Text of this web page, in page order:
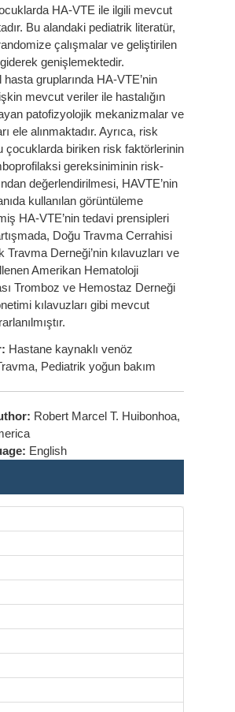
HA-VTE ile ilgili mevcut
Bu alandaki pediatrik literatür,
çalışmalar ve geliştirilen
genişlemektedir.
gruplarında HA-VTE’nin
mevcut veriler ile hastalığın
patofizyolojik mekanizmalar ve
ele alınmaktadır. Ayrıca, risk
çocuklarda biriken risk faktörlerinin
gereksiniminin risk-
değerlendirilmesi, HAVTE’nin
kullanılan görüntüleme
HA-VTE’nin tedavi prensipleri
Doğu Travma Cerrahisi
Travma Derneği’nin kılavuzları ve
Amerikan Hematoloji
Tromboz ve Hemostaz Derneği
kılavuzları gibi mevcut
Hastane kaynaklı venöz
Pediatrik yoğun bakım
Robert Marcel T. Huibonhoa,
English